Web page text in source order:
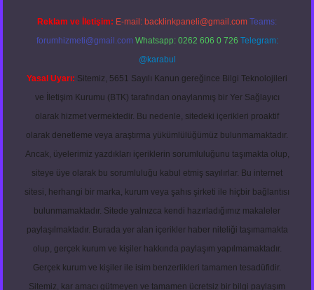
Reklam ve İletişim: E-mail: backlinkpaneli@gmail.com Teams:
forumhizmeti@gmail.com Whatsapp: 0262 606 0 726 Telegram:
@karabul
Yasal Uyarı: Sitemiz, 5651 Sayılı Kanun gereğince Bilgi Teknolojileri
ve İletişim Kurumu (BTK) tarafından onaylanmış bir Yer Sağlayıcı
olarak hizmet vermektedir. Bu nedenle, sitedeki içerikleri proaktif
olarak denetleme veya araştırma yükümlülüğümüz bulunmamaktadır.
Ancak, üyelerimiz yazdıkları içeriklerin sorumluluğunu taşımakta olup,
siteye üye olarak bu sorumluluğu kabul etmiş sayılırlar. Bu internet
sitesi, herhangi bir marka, kurum veya şahıs şirketi ile hiçbir bağlantısı
bulunmamaktadır. Sitede yalnızca kendi hazırladığımız makaleler
paylaşılmaktadır. Burada yer alan içerikler haber niteliği taşımamakta
olup, gerçek kurum ve kişiler hakkında paylaşım yapılmamaktadır.
Gerçek kurum ve kişiler ile isim benzerlikleri tamamen tesadüfidir.
Sitemiz, kar amacı gütmeyen ve tamamen ücretsiz bir bilgi paylaşım